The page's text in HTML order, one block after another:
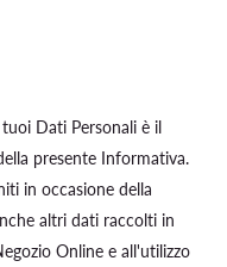
Dati Personali è il
presente Informativa.
in occasione della
altri dati raccolti in
Online e all'utilizzo